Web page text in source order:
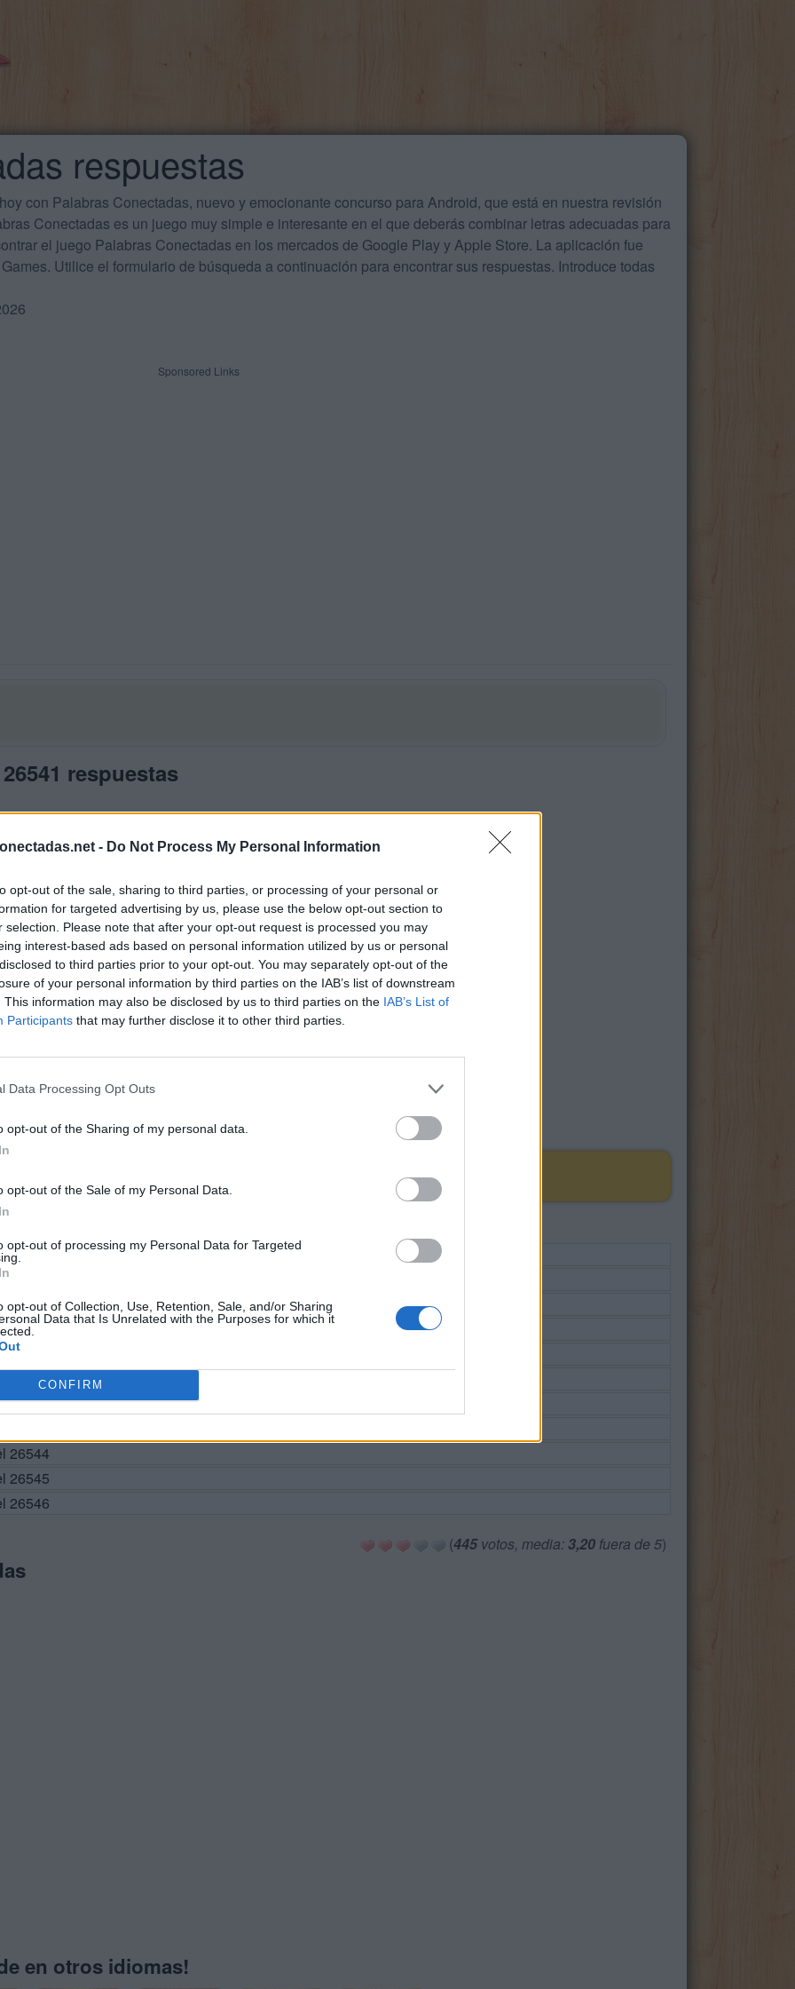
- Do Not Process My Personal Information
opt-out of the sale, sharing to third parties, or processing of your personal or
for targeted advertising by us, please use the below opt-out section to
selection. Please note that after your opt-out request is processed you may
interest-based ads based on personal information utilized by us or personal
to third parties prior to your opt-out. You may separately opt-out of the
of your personal information by third parties on the IAB’s list of downstream
This information may also be disclosed by us to third parties on the IAB’s List of
Participants that may further disclose it to other third parties.
Data Processing Opt Outs
opt-out of the Sharing of my personal data.
opt-out of the Sale of my Personal Data.
opt-out of processing my Personal Data for Targeted
opt-out of Collection, Use, Retention, Sale, and/or Sharing
Data that Is Unrelated with the Purposes for which it
CONFIRM
respuestas
con Palabras Conectadas, nuevo y emocionante concurso para Android, que está en nuestra revisión
Conectadas es un juego muy simple e interesante en el que deberás combinar letras adecuadas para
el juego Palabras Conectadas en los mercados de Google Play y Apple Store. La aplicación fue
Utilice el formulario de búsqueda a continuación para encontrar sus respuestas. Introduce todas
Sponsored Links
respuestas
26536
26538
26539
26541
26542
26544
26545
26546
(445votos, media: 3,20 fuera de 5)
en otros idiomas!